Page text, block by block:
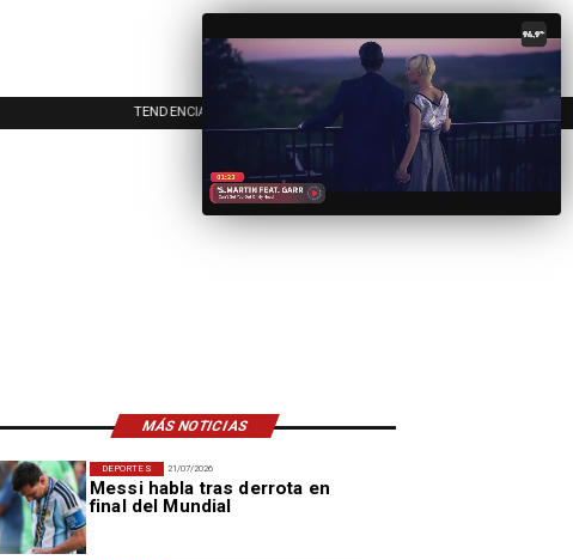
TENDENCIAS
MÁS NOTICIAS
21/07/2026
Messi habla tras derrota en
final del Mundial
DEPORTES